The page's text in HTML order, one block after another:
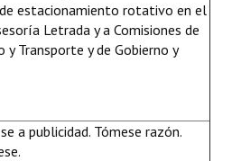
estacionamiento rotativo en el
Letrada y a Comisiones de
y Transporte y de Gobierno y
a publicidad. Tómese razón.